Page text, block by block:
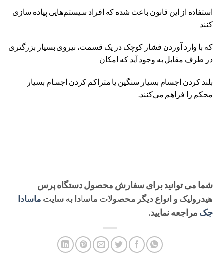
استفاده از این قانون باعث شده که افراد سیستم‌هایی پیاده سازی
کنند
که با وارد آوردن فشار کوچک در یک قسمت، نیروی بسیار بزرگتری
در طرف مقابل به وجود آید که امکان
بلند کردن اجسام بسیار سنگین یا متراکم کردن اجسام بسیار
محکم را فراهم می‌کنند.
شما می توانید برای سفارش محصول دستگاه پرس
هیدرولیک و انواع دیگر محصولات ماسادا به سایت ماسادا
جک مراجعه نمایید.